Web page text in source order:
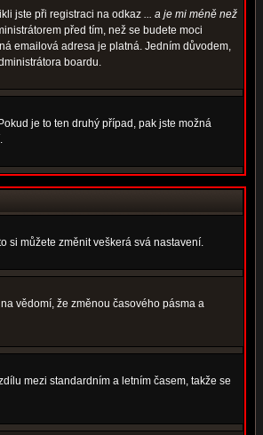
jste při registraci na odkaz ... a je mi méně než
před tím, než se budete moci
emailová adresa je platná. Jedním důvodem,
boardu.
je to ten druhý případ, pak jste možná
si můžete změnit veškerá svá nastavení.
vědomí, že změnou časového pásma a
mezi standardním a letním časem, takže se